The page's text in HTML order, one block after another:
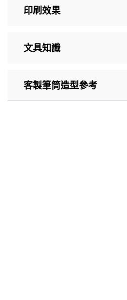
印刷效果
文具知識
客製筆筒造型參考